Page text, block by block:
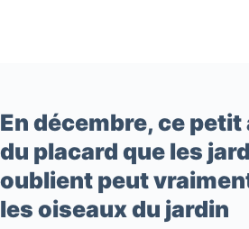
En décembre, ce
du placard que les
oublient peut
les oiseaux du jardin